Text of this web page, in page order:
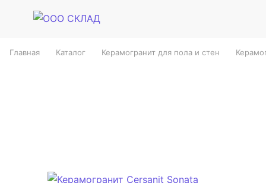
Главная Каталог Керамогранит для пола и стен